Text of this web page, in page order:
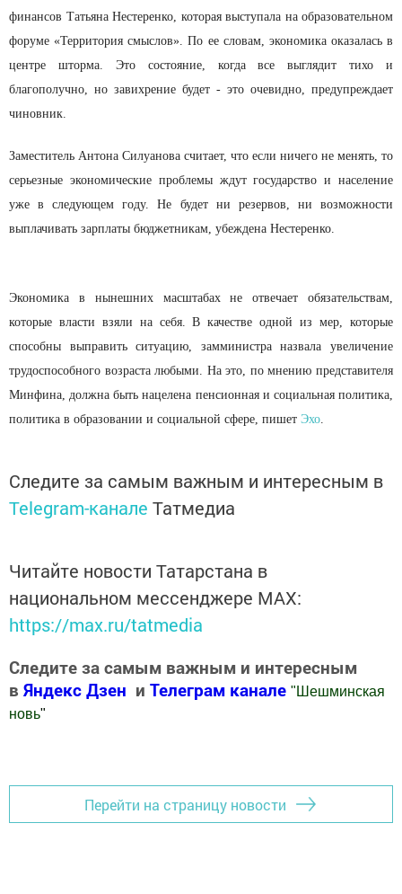
финансов Татьяна Нестеренко, которая выступала на образовательном
форуме «Территория смыслов». По ее словам, экономика оказалась в
центре шторма. Это состояние, когда все выглядит тихо и
благополучно, но завихрение будет - это очевидно, предупреждает
чиновник.
Заместитель Антона Силуанова считает, что если ничего не менять, то
серьезные экономические проблемы ждут государство и население
уже в следующем году. Не будет ни резервов, ни возможности
выплачивать зарплаты бюджетникам, убеждена Нестеренко.
Экономика в нынешних масштабах не отвечает обязательствам,
которые власти взяли на себя. В качестве одной из мер, которые
способны выправить ситуацию, замминистра назвала увеличение
трудоспособного возраста любыми. На это, по мнению представителя
Минфина, должна быть нацелена пенсионная и социальная политика,
политика в образовании и социальной сфере, пишет Эхо
Следите за самым важным и интересным в
Telegram-канале Татмедиа
Читайте новости Татарстана в
национальном мессенджере MАХ:
https://max.ru/tatmedia
Следите за самым важным и интересным
в Яндекс Дзен и Телеграм канале " Шешминская
новь"
Перейти на страницу новости